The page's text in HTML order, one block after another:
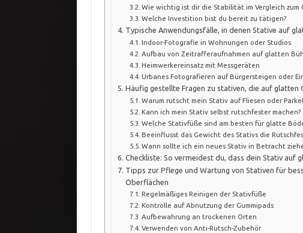
Wie wichtig ist dir die Stabilität im Vergleich zum
Welche Investition bist du bereit zu tätigen?
Typische Anwendungsfälle, in denen Stative auf
Indoor-Fotografie in Wohnungen oder Studios
Aufbau von Zeitrafferaufnahmen auf glatten
Heimwerkereinsatz mit Messgeräten
Urbanes Fotografieren auf Bürgersteigen oder
Häufig gestellte Fragen zu stativen, die auf glatten
Warum rutscht mein Stativ auf Fliesen oder
Kann ich mein Stativ selbst rutschfester machen?
Welche Stativfüße sind am besten für glatte
Beeinflusst das Gewicht des Stativs die
Wann sollte ich ein neues Stativ in Betracht
Checkliste: So vermeidest du, dass dein Stativ auf
Tipps zur Pflege und Wartung von Stativen für
Oberflächen
Regelmäßiges Reinigen der Stativfüße
Kontrolle auf Abnutzung der Gummipads
Aufbewahrung an trockenen Orten
Verwenden von Anti-Rutsch-Zubehör